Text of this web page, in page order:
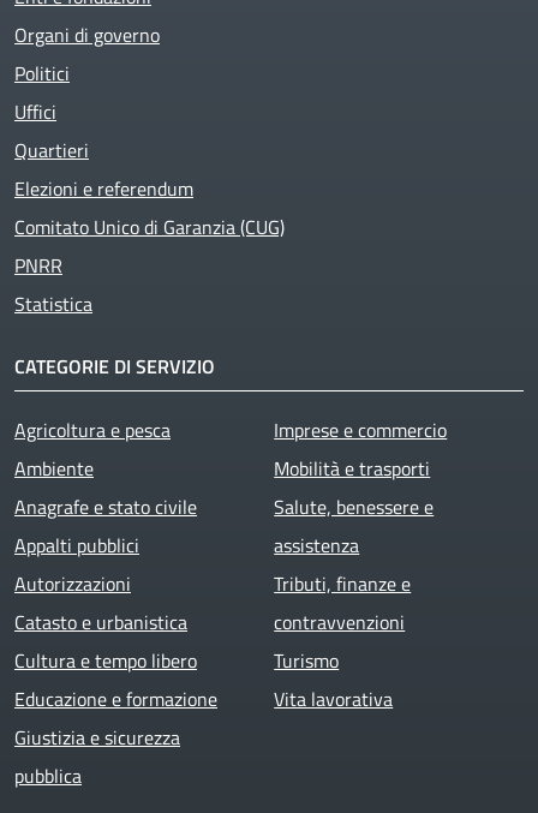
Organi di governo
Politici
Uffici
Quartieri
Elezioni e referendum
Comitato Unico di Garanzia (CUG)
PNRR
Statistica
CATEGORIE DI SERVIZIO
Agricoltura e pesca
Ambiente
Anagrafe e stato civile
Appalti pubblici
Autorizzazioni
Catasto e urbanistica
Cultura e tempo libero
Educazione e formazione
Giustizia e sicurezza
pubblica
Imprese e commercio
Mobilità e trasporti
Salute, benessere e
assistenza
Tributi, finanze e
contravvenzioni
Turismo
Vita lavorativa